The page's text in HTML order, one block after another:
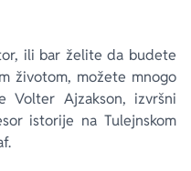
ili bar želite da budete
životom, možete mnogo
Volter Ajzakson, izvršni
istorije na Tulejnskom